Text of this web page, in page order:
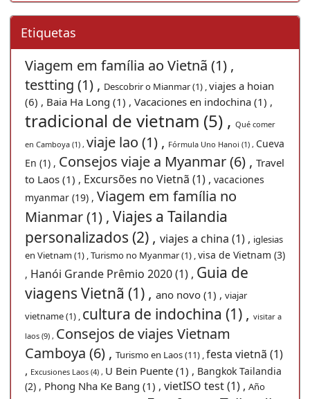
Etiquetas
Viagem em família ao Vietnã (1) ,
testting (1) , Descobrir o Mianmar (1) ,viajes a hoian
(6) , Baia Ha Long (1) , Vacaciones en indochina (1) ,
tradicional de vietnam (5) , Qué comer
en Camboya (1) , viaje lao (1) , Fórmula Uno Hanoi (1) , Cueva
En (1) , Consejos viaje a Myanmar (6) , Travel
to Laos (1) , Excursões no Vietnã (1) , vacaciones
myanmar (19) , Viagem em família no
Mianmar (1) , Viajes a Tailandia
personalizados (2) , viajes a china (1) , iglesias
en Vietnam (1) ,Turismo no Myanmar (1) ,visa de Vietnam (3)
, Hanói Grande Prêmio 2020 (1) , Guia de
viagens Vietnã (1) , ano novo (1) , viajar
vietname (1) , cultura de indochina (1) , visitar a
laos (9) , Consejos de viajes Vietnam
Camboya (6) , Turismo en Laos (11) ,festa vietnã (1)
, Excusiones Laos (4) , U Bein Puente (1) , Bangkok Tailandia
(2) , Phong Nha Ke Bang (1) , vietISO test (1) , Año